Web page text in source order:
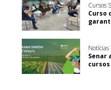
Cursos
Curso
Senar